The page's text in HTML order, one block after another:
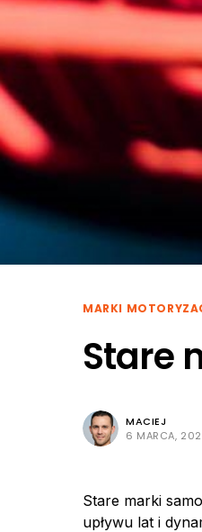
MARKI
Stare
MACIEJ
6 MARCA,
Stare marki
upływu lat i